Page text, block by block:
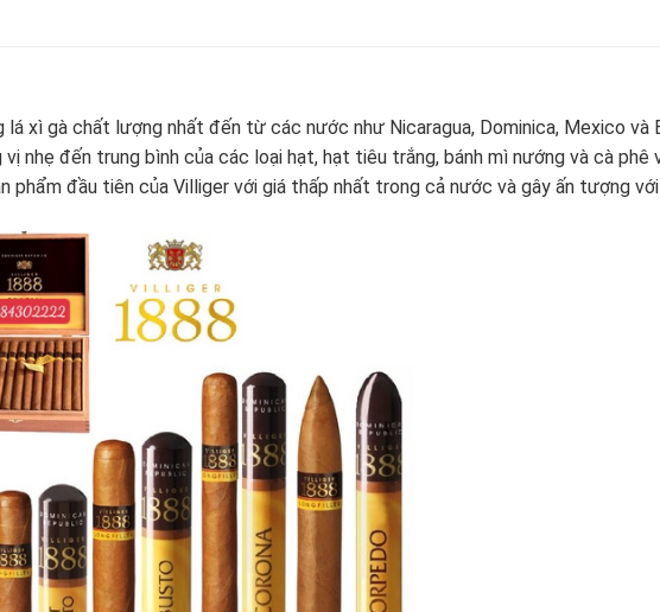
xì gà chất lượng nhất đến từ các nước như Nicaragua, Dominica, Mexico và
nhẹ đến trung bình của các loại hạt, hạt tiêu trắng, bánh mì nướng và cà phê
đầu tiên của Villiger với giá thấp nhất trong cả nước và gây ấn tượng